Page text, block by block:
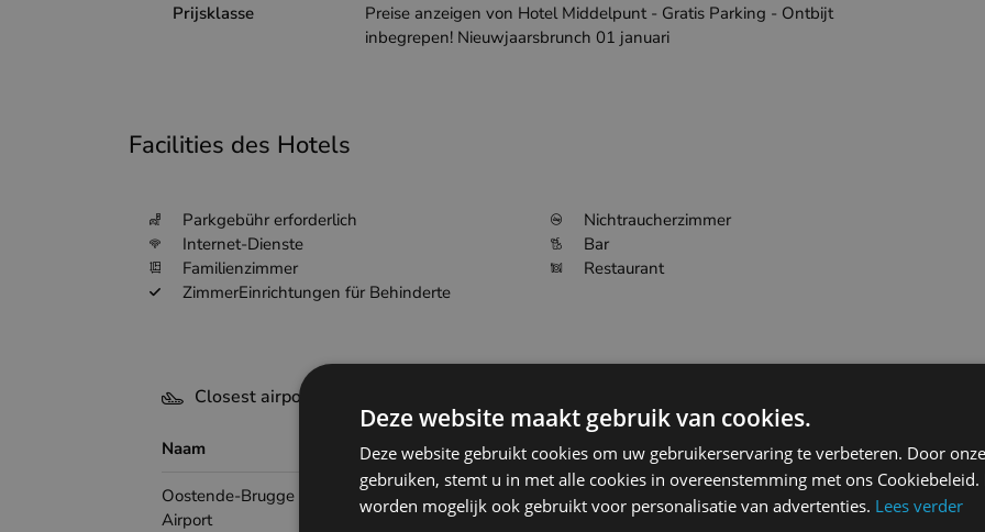
Prijsklasse
Preise anzeigen von Hotel Middelpunt - Gratis Parking - Ontbijt
inbegrepen! Nieuwjaarsbrunch 01 januari
Facilities des Hotels
Parkgebühr erforderlich
Internet-Dienste
Familienzimmer
ZimmerEinrichtungen für Behinderte
Nichtraucherzimmer
Bar
Restaurant
Closest airports - Middelkerke
Naam Airport code Distance
Oostende-Brugge International
Airport
EBOS 4.5km
Deze website maakt gebruik van cookies.
Deze website gebruikt cookies om uw gebruikerservaring te verbeteren. Door
gebruiken, stemt u in met alle cookies in overeenstemming met ons Cookiebeleid.
worden mogelijk ook gebruikt voor personalisatie van advertenties. Lees verder